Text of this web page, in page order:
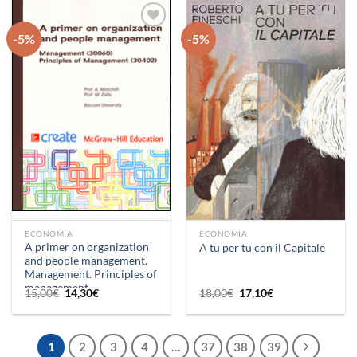
-5%
Aggiungi
ECONOMIA
A primer on organization
and people management.
Management. Principles of
management
15,00€ Il
prezzo
originale
15,00€.
14,30€Il
attuale
14,30€.
-5%
Aggiungi
alla lista
dei
desideri
ECONOMIA
A tu per tu con il Capitale
18,00€ Il
prezzo
originale
18,00€.
17,10€Il
attuale
17,10€.
1 2 3 4 … 37 38 39